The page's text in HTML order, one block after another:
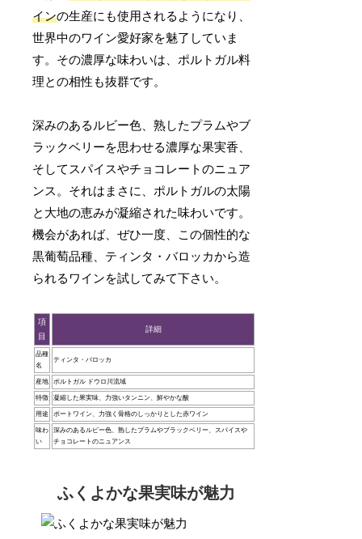
インの生産にも使用されるようになり、
世界中のワイン愛好家を魅了していま
す。その濃厚な味わいは、ポルトガル料
理との相性も抜群です。
深みのあるルビー色、熟したプラムやブ
ラックベリーを思わせる濃厚な果実香、
そしてスパイスやチョコレートのニュア
ンス。それはまさに、ポルトガルの太陽
と大地の恵みが凝縮された味わいです。
機会があれば、ぜひ一度、この個性的な
黒葡萄品種、ティンタ・バロッカから造
られるワインを試してみて下さい。
項
目
詳細
品種
名
ティンタ・バロッカ
産地 ポルトガル ドウロ川流域
特徴 凝縮した果実味、力強いタンニン、鮮やかな酸
用途 ポートワイン、力強く骨格のしっかりとした赤ワイン
味わ
い
深みのあるルビー色、熟したプラムやブラックベリー、スパイスや
チョコレートのニュアンス
ふくよかな果実味が魅力